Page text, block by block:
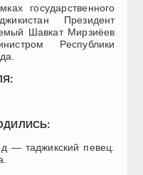
государственного
Президент
Шавкат Мирзиёев
Республики
:
— таджикский певец.